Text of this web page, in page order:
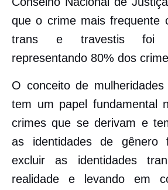
que o crime mais frequente
trans e travestis foi
representando 80% dos
O conceito de
tem um papel fundamental
crimes que se derivam e
as identidades de gênero
excluir as identidades
realidade e levando em